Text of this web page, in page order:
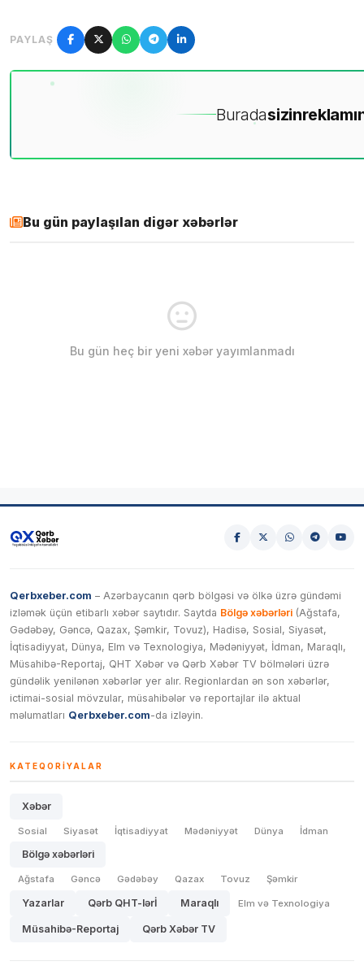
PAYLAŞ
Buradasizin
Bu gün paylaşılan digər xəbərlər
Bu gün heç bir yeni xəbər yayımlanmadı
Qerbxeber.com – Azərbaycanın qərb bölgəsi və ölkə üzrə gündəmi
izləmək üçün etibarlı xəbər saytıdır. Saytda Bölgə xəbərləri (Ağstafa,
Gədəbəy, Gəncə, Qazax, Şəmkir, Tovuz), Hadisə, Sosial, Siyasət,
İqtisadiyyat, Dünya, Elm və Texnologiya, Mədəniyyət, İdman, Maraqlı,
Müsahibə-Reportaj, QHT Xəbər və Qərb Xəbər TV bölmələri üzrə
gündəlik yenilənən xəbərlər yer alır. Regionlardan ən son xəbərlər,
ictimai-sosial mövzular, müsahibələr və reportajlar ilə aktual
məlumatları Qerbxeber.com-da izləyin.
KATEQORIYALAR
Xəbər
Sosial Siyasət İqtisadiyyat Mədəniyyət Dünya İdman
Bölgə xəbərləri
Ağstafa Gəncə Gədəbəy Qazax Tovuz Şəmkir
Yazarlar Qərb QHT-lərİ Maraqlı Elm və Texnologiya
Müsahibə-Reportaj Qərb Xəbər TV